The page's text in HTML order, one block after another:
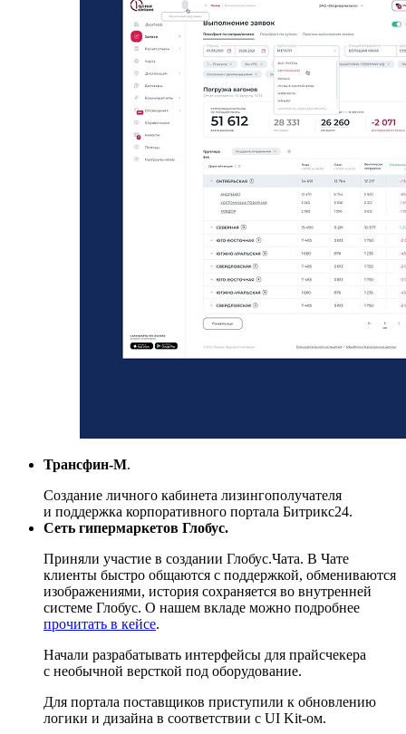
Трансфин-М.
Создание личного кабинета лизингополучателя
и поддержка корпоративного портала Битрикс24.
Сеть гипермаркетов Глобус.
Приняли участие в создании Глобус.Чата. В Чате
клиенты быстро общаются с поддержкой, обмениваются
изображениями, история сохраняется во внутренней
системе Глобус. О нашем вкладе можно подробнее
прочитать в кейсе.
Начали разрабатывать интерфейсы для прайсчекера
с необычной версткой под оборудование.
Для портала поставщиков приступили к обновлению
логики и дизайна в соответствии с UI Kit-ом.